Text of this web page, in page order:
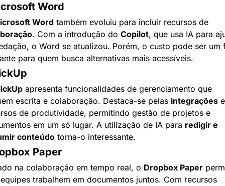
Word
Word
. Com a introdução do Copilot, que usa IA para
o Word se atualizou. Porém, o custo pode ser um
para quem busca alternativas mais acessíveis.
apresenta funcionalidades de gerenciamento que
escrita e colaboração. Destaca-se pelas integrações e
de produtividade, permitindo gestão de projetos e
em um só lugar. A utilização de IA para redigir e
conteúdo torna-o interessante.
Paper
na colaboração em tempo real, o Dropbox Paper
trabalhem em documentos juntos. Com recursos